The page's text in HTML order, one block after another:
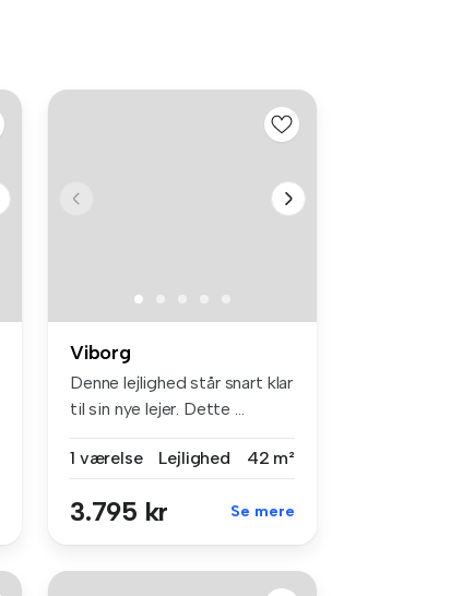
Viborg
Denne lejlighed står snart klar
til sin nye lejer. Dette ...
1 værelse Lejlighed 42 m²
3.795 kr Se mere